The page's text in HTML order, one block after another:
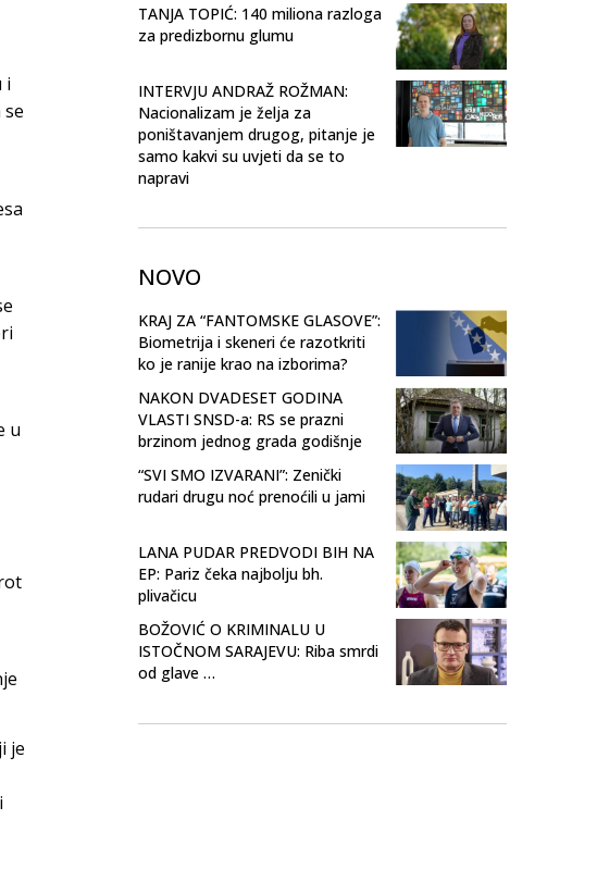
i
u
je
TANJA TOPIĆ: 140 miliona razloga
za predizbornu glumu
INTERVJU ANDRAŽ ROŽMAN:
Nacionalizam je želja za
poništavanjem drugog, pitanje je
samo kakvi su uvjeti da se to
napravi
NOVO
KRAJ ZA “FANTOMSKE GLASOVE”:
Biometrija i skeneri će razotkriti
ko je ranije krao na izborima?
NAKON DVADESET GODINA
VLASTI SNSD-a: RS se prazni
brzinom jednog grada godišnje
“SVI SMO IZVARANI”: Zenički
rudari drugu noć prenoćili u jami
LANA PUDAR PREDVODI BIH NA
EP: Pariz čeka najbolju bh.
plivačicu
BOŽOVIĆ O KRIMINALU U
ISTOČNOM SARAJEVU: Riba smrdi
od glave …